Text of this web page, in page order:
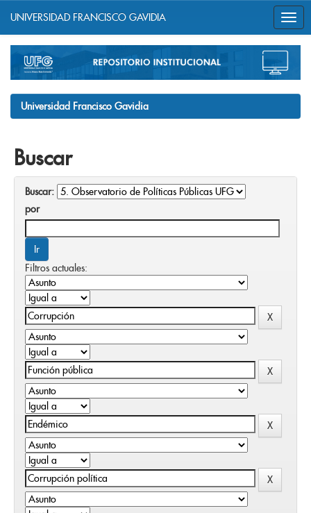
navigation
UNIVERSIDAD FRANCISCO GAVIDIA
Universidad Francisco Gavidia
Buscar
Buscar:
por
Filtros actuales: